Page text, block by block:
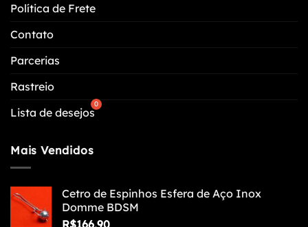
Política de Frete
Contato
Parcerias
Rastreio
Lista de desejos
Mais Vendidos
Cetro de Espinhos Esfera de Aço Inox
Domme BDSM
R$166,90